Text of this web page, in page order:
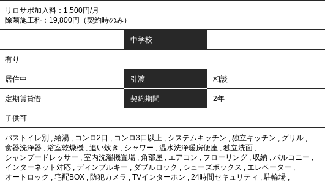
リロサポ加入料：1,500円/月
除菌施工料：19,800円（契約時のみ）
- 中学校 -
有り
居住中 引渡 相談
定期賃貸借 契約期間 2年
子供可
バストイレ別 , 給湯 , コンロ2口 , コンロ3口以上 , システムキッチン , 独立キッチン , グリル ,
食器洗浄器 , 浴室乾燥機 , 追い炊き , シャワー , 温水洗浄暖房便座 , 独立洗面 ,
シャンプードレッサー , 室内洗濯機置場 , 角部屋 , エアコン , フローリング , 収納 , バルコニー ,
インターネット対応 , ディンプルキー , ダブルロック , シューズボックス , エレベーター ,
オートロック , 宅配BOX , 防犯カメラ , TVインターホン , 24時間セキュリティ ,駐輪場 ,